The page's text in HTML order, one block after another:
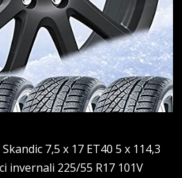
7,5 x 17 ET40 5 x 114,3
invernali 225/55 R17 101V